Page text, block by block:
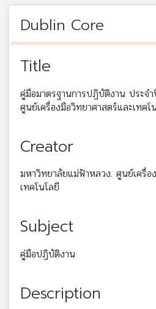
Dublin Core
Title
คู่มือมาตรฐานการปฏิบัติงาน ประ
ศูนย์เครื่องมือวิทยาศาสตร์และเทคโ
Creator
มหาวิทยาลัยแม่ฟ้าหลวง. ศูนย์เครื่อ
เทคโนโลยี
Subject
คู่มือปฏิบัติงาน
Description